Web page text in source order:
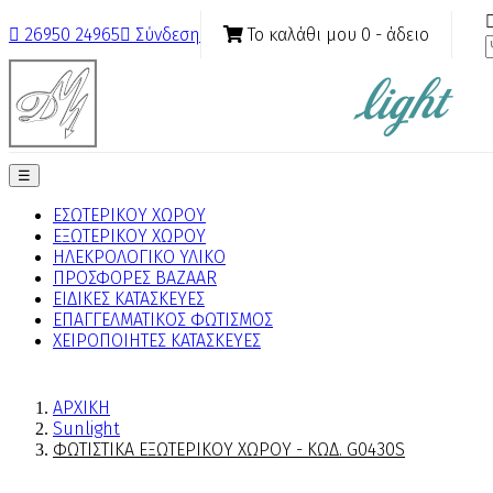
 26950 24965 Σύνδεση Το καλάθι μου 0 - άδειο
Toggle
navigation
☰
ΕΣΩΤΕΡΙΚΟΥ ΧΩΡΟΥ
ΕΞΩΤΕΡΙΚΟΥ ΧΩΡΟΥ
ΗΛΕΚΡΟΛΟΓΙΚΟ ΥΛΙΚΟ
ΠΡΟΣΦΟΡΕΣ BAZAAR
ΕΙΔΙΚΕΣ ΚΑΤΑΣΚΕΥΕΣ
ΕΠΑΓΓΕΛΜΑΤΙΚΟΣ ΦΩΤΙΣΜΟΣ
ΧΕΙΡΟΠΟΙΗΤΕΣ ΚΑΤΑΣΚΕΥΕΣ
ΑΡΧΙΚΗ
Sunlight
ΦΩΤΙΣΤΙΚΑ ΕΞΩΤΕΡΙΚΟΥ ΧΩΡΟΥ - ΚΩΔ. G0430S